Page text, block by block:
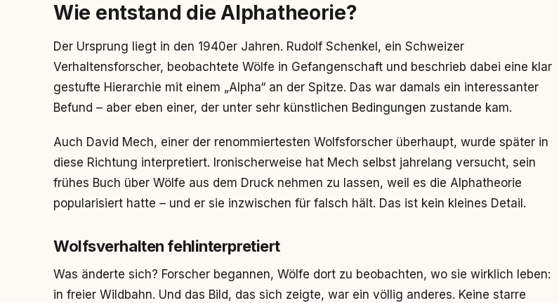
Wie entstand die Alphatheorie?
Der Ursprung liegt in den 1940er Jahren. Rudolf Schenkel, ein Schweizer
Verhaltensforscher, beobachtete Wölfe in Gefangenschaft und beschrieb dabei eine klar
gestufte Hierarchie mit einem „Alpha“ an der Spitze. Das war damals ein interessanter
Befund – aber eben einer, der unter sehr künstlichen Bedingungen zustande kam.
Auch David Mech, einer der renommiertesten Wolfsforscher überhaupt, wurde später in
diese Richtung interpretiert. Ironischerweise hat Mech selbst jahrelang versucht, sein
frühes Buch über Wölfe aus dem Druck nehmen zu lassen, weil es die Alphatheorie
popularisiert hatte – und er sie inzwischen für falsch hält. Das ist kein kleines Detail.
Wolfsverhalten fehlinterpretiert
Was änderte sich? Forscher begannen, Wölfe dort zu beobachten, wo sie wirklich leben:
in freier Wildbahn. Und das Bild, das sich zeigte, war ein völlig anderes. Keine starre